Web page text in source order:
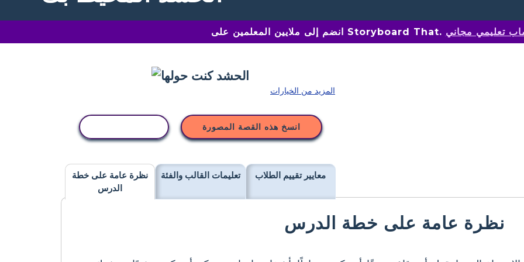
انضم إلى ملايين المعلمين على Storyboard That. تعليمي مجاني
المزيد من الخيارات
انسخ هذه القصة المصورة
نظرة عامة على خطة
الدرس
تعليمات القالب والفئة معايير تقييم الطلاب
نظرة عامة على خطة الدرس